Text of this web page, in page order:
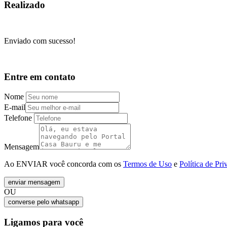
Realizado
Enviado com sucesso!
Entre em contato
Nome
E-mail
Telefone
Mensagem
Ao ENVIAR você concorda com os Termos de Uso e Política de
enviar mensagem
OU
converse pelo whatsapp
Ligamos para você